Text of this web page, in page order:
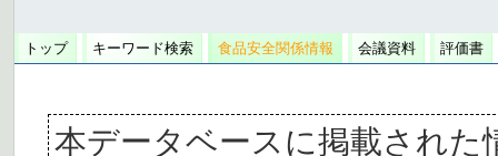
トップ キーワード検索 食品安全関係情報 会議資料 評価書
本データベースに掲載された